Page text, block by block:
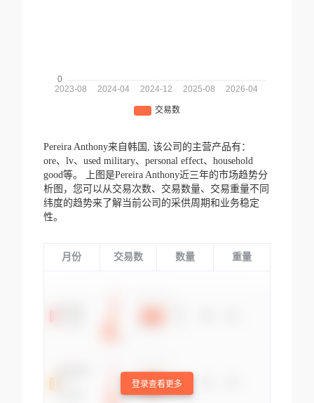
Pereira Anthony来自韩国, 该公司的主营产品有：
ore、lv、used military、personal effect、household
good等。
上图是Pereira Anthony近三年的市场趋势分
析图，您可以从交易次数、交易数量、交易重量不同
纬度的趋势来了解当前公司的采供周期和业务稳定
性。
月份 交易数 数量 重量
登录查看更多